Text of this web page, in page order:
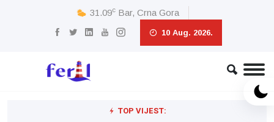
31.09c Bar, Crna Gora
10 Aug. 2026.
TOP VIJEST: